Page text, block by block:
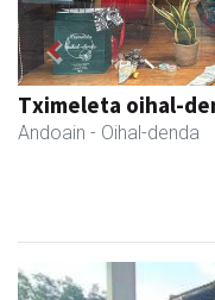
Urrats inprimategia
Andoain - Inprimategiak
Previous